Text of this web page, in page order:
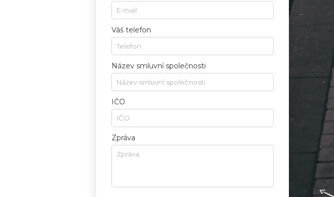
Váš telefon
Název smluvní společnosti
IČO
Zpráva